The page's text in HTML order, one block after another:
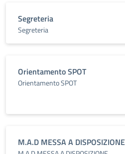
Segreteria
Segreteria
Orientamento SPOT
Orientamento SPOT
M.A.D MESSA A DISPOSIZIONE